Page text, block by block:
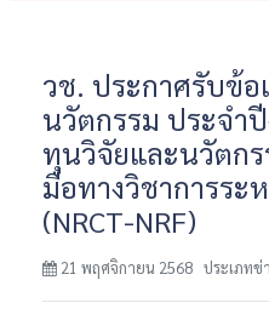
วช. ประกาศรับข้อ
นวัตกรรม ประจำ
ทุนวิจัยและนวัตก
มือทางวิชาการระ
(NRCT-NRF)
21 พฤศจิกายน 2568 ประเภทข่